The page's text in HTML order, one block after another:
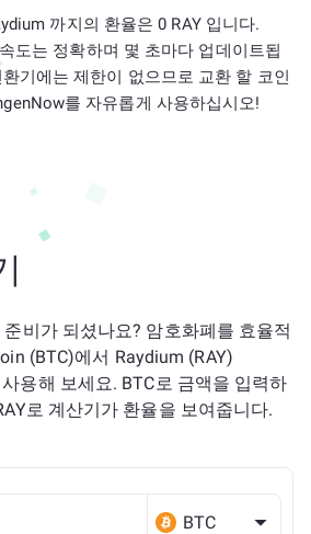
까지의 환율은 0 RAY 입니다.
도는 정확하며 몇 초마다 업데이트됩
기에는 제한이 없으므로 교환 할 코인
를 자유롭게 사용하십시오!
준비가 되셨나요? 암호화폐를 효율적
(BTC)에서 Raydium (RAY)
용해 보세요. BTC로 금액을 입력하
로 계산기가 환율을 보여줍니다.
BTC